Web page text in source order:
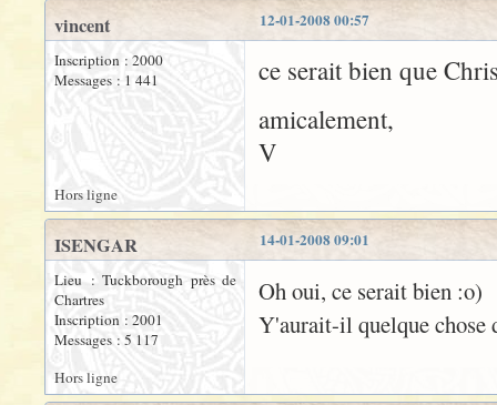
12-01-2008 00:57
vincent
Inscription : 2000
Messages : 1 441
ce serait bien que
amicalement,
V
Hors ligne
14-01-2008 09:01
ISENGAR
Lieu : Tuckborough près de
Chartres
Inscription : 2001
Messages : 5 117
Oh oui, ce serait bien :o)
Y'aurait-il quelque chose
Hors ligne